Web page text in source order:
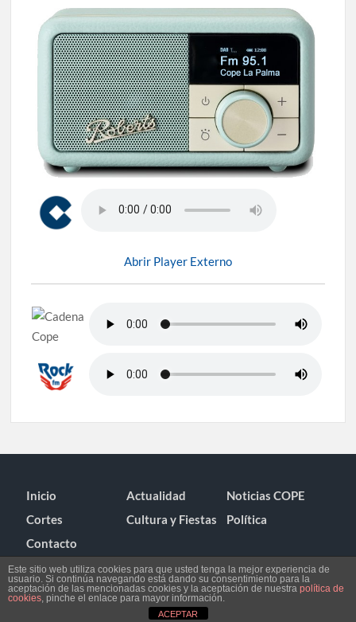
Abrir Player Externo
Inicio Actualidad
Noticias COPE
Cortes
Cultura y Fiestas
Política
Contacto
Este sitio web utiliza cookies para que usted tenga la mejor experiencia de
usuario. Si continúa navegando está dando su consentimiento para la
aceptación de las mencionadas cookies y la aceptación de nuestra política de
cookies, pinche el enlace para mayor información.
ACEPTAR